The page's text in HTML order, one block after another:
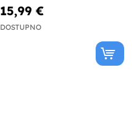
15,99 €
DOSTUPNO